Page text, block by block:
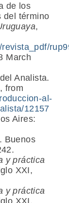
de los
del término
,
March
Analista.
from
al-
12157
Aires:
. Buenos
y práctica
XXI,
y práctica
XXI,